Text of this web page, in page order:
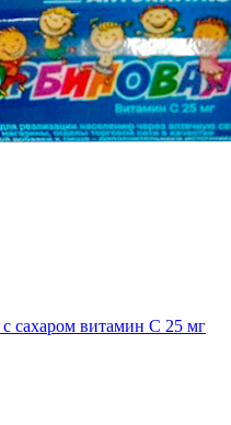
сахаром витамин С 25 мг